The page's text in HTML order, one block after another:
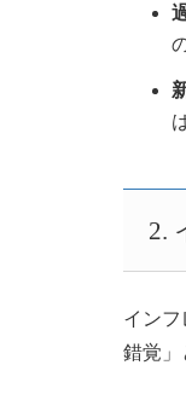
2.
イン
錯覚」